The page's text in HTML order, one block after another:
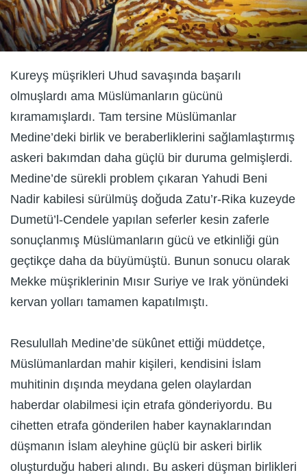
Kureyş müşrikleri Uhud savaşında başarılı
olmuşlardı ama Müslümanların gücünü
kıramamışlardı. Tam tersine Müslümanlar
Medine’deki birlik ve beraberliklerini sağlamlaştırmış
askeri bakımdan daha güçlü bir duruma gelmişlerdi.
Medine’de sürekli problem çıkaran Yahudi Beni
Nadir kabilesi sürülmüş doğuda Zatu’r-Rika kuzeyde
Dumetü’l-Cendele yapılan seferler kesin zaferle
sonuçlanmış Müslümanların gücü ve etkinliği gün
geçtikçe daha da büyümüştü. Bunun sonucu olarak
Mekke müşriklerinin Mısır Suriye ve Irak yönündeki
kervan yolları tamamen kapatılmıştı.
Resulullah Medine’de sükûnet ettiği müddetçe,
Müslümanlardan mahir kişileri, kendisini İslam
muhitinin dışında meydana gelen olaylardan
haberdar olabilmesi için etrafa gönderiyordu. Bu
cihetten etrafa gönderilen haber kaynaklarından
düşmanın İslam aleyhine güçlü bir askeri birlik
oluşturduğu haberi alındı. Bu askeri düşman birlikleri